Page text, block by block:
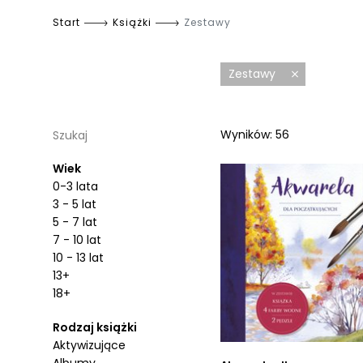
Start Książki Zestawy
Szukaj
Wiek
0-3 lata
3 - 5 lat
5 - 7 lat
7 - 10 lat
10 - 13 lat
13+
18+
Rodzaj książki
Aktywizujące
Zestawy
Wyników: 56